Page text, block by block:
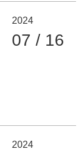
2024
07 / 16
2024